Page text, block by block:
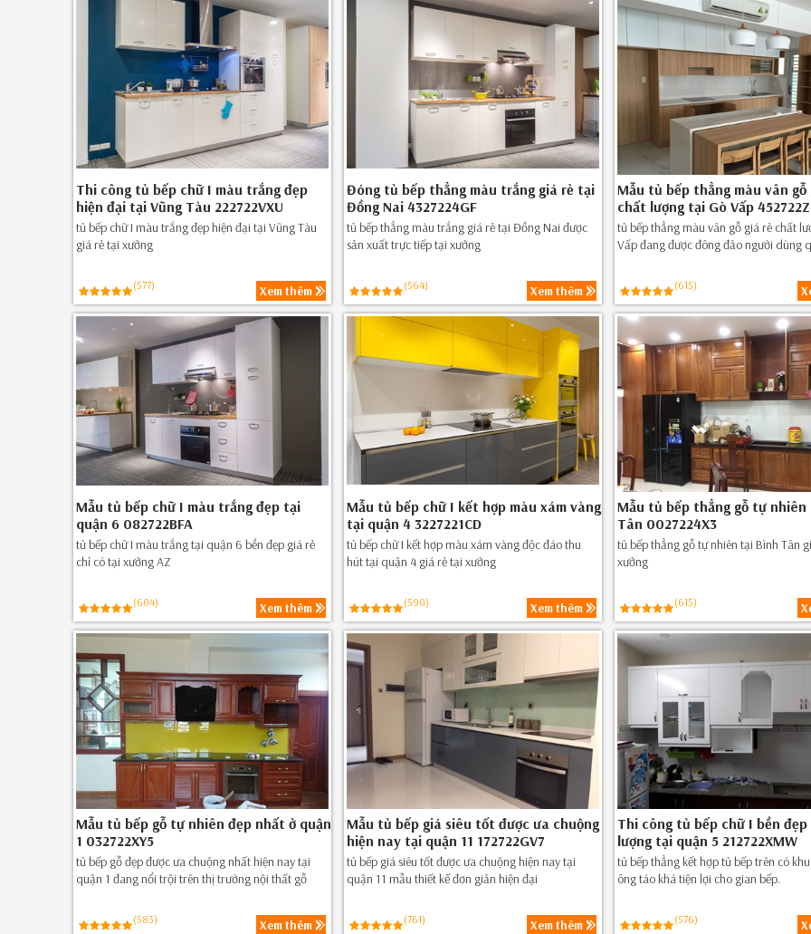
Thi công tủ bếp chữ I màu trắng đẹp
hiện đại tại Vũng Tàu 222722VXU
tủ bếp chữ I màu trắng đẹp hiện đại tại Vũng Tàu
giá rẻ tại xưởng
(577) Xem thêm
Đóng tủ bếp thẳng màu trắng giá rẻ tại
Đồng Nai 4327224GF
tủ bếp thẳng màu trắng giá rẻ tại Đồng Nai được
sản xuất trực tiếp tại xưởng
(564) Xem thêm
Mẫu tủ bếp thẳng màu vân gỗ
chất lượng tại Gò Vấp
tủ bếp thẳng màu vân gỗ giá rẻ chất
Vấp đang được đông đảo người dùng
(615)
Mẫu tủ bếp chữ I màu trắng đẹp tại
quận 6 082722BFA
tủ bếp chữ I màu trắng tại quận 6 bền đẹp giá rẻ
chỉ có tại xưởng AZ
(604) Xem thêm
Mẫu tủ bếp chữ I kết hợp màu xám vàng
tại quận 4 3227221CD
tủ bếp chữ I kết hợp màu xám vàng độc đáo thu
hút tại quận 4 giá rẻ tại xưởng
(590) Xem thêm
Mẫu tủ bếp thẳng gỗ tự nhiên
Tân 0027224X3
tủ bếp thẳng gỗ tự nhiên tại Bình Tân
xưởng
(615)
Mẫu tủ bếp gỗ tự nhiên đẹp nhất ở quận
1 032722XY5
tủ bếp gỗ đẹp được ưa chuộng nhất hiện nay tại
quận 1 đang nổi trội trên thị trường nội thất gỗ
(583) Xem thêm
Mẫu tủ bếp giá siêu tốt được ưa chuộng
hiện nay tại quận 11 172722GV7
tủ bếp giá siêu tốt được ưa chuộng hiện nay tại
quận 11 mẫu thiết kế đơn giản hiện đại
(761) Xem thêm
Thi công tủ bếp chữ I bền
lượng tại quận 5 212722XMW
tủ bếp thẳng kết hợp tủ bếp trên có
ông táo khá tiện lợi cho gian bếp.
(576)